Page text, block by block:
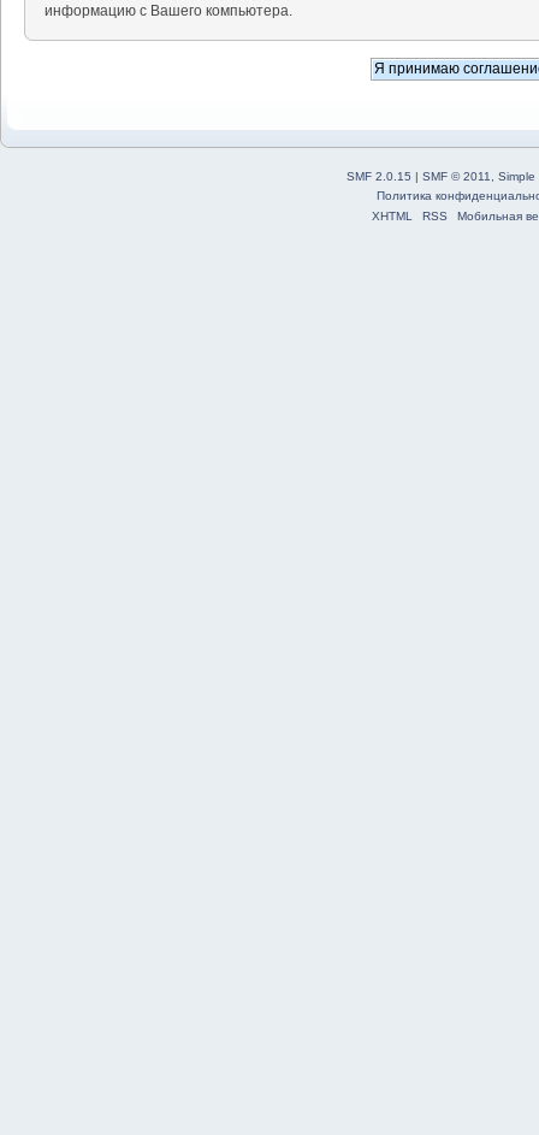
информацию с Вашего компьютера.
SMF 2.0.15 | SMF © 2011
Simple
Политика
XHTML
RSS Мобильная